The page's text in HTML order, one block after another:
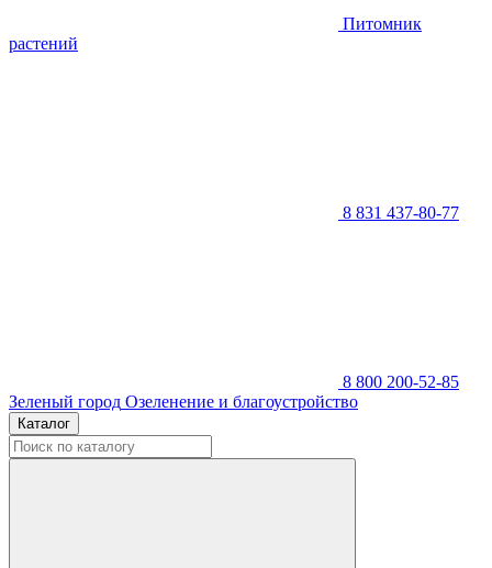
Питомник
растений
8 831 437-80-77
8 800 200-52-85
Зеленый город Озеленение и благоустройство
Каталог